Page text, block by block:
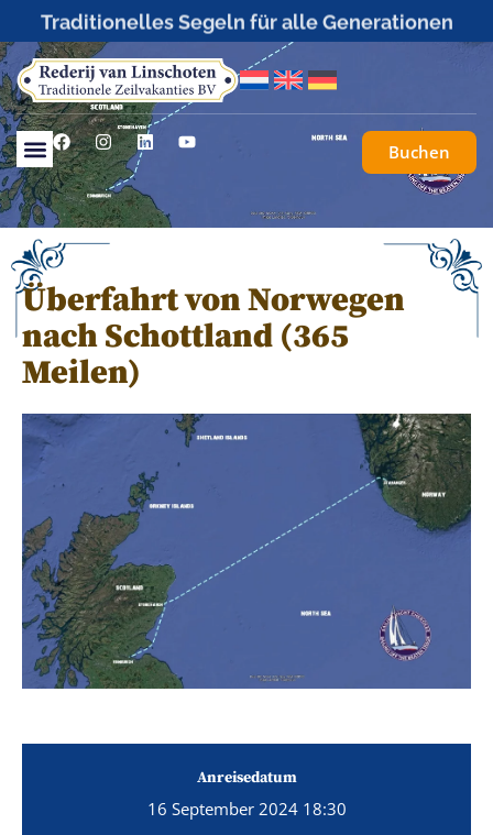
Traditionelles Segeln für alle Generationen
Buchen
Überfahrt von Norwegen
nach Schottland (365
Meilen)
Anreisedatum
16 September 2024 18:30